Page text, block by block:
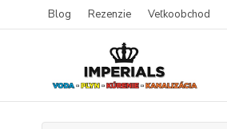
Blog Rezenzie Veľkoobchod